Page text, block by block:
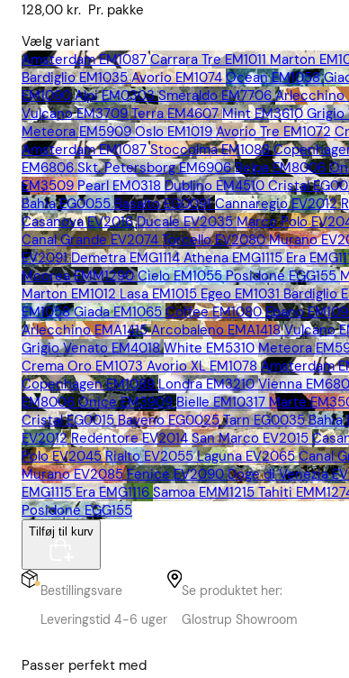
128,00 kr. Pr. pakke
Vælg variant
Amsterdam EM1087 Carrara Tre EM1011 Marton
Bardiglio EM1035 Avorio EM1074 Ocean EM1058
EM1090 Alpi EM0303 Smeraldo EM7706 Arlecchino
Vulcano EM3709 Terra EM4607 Mint EM3610 Grigio
Meteora EM5909 Oslo EM1019 Avorio Tre EM1072
Amsterdam EM1087 Stoccolma EM1088
EM6806 Skt. Petersborg EM6906 Belpa EM8006
EM3509 Pearl EM0318 Dublino EM4510 Cristal
Bahia EG0055 Basalto EG0091 Cannaregio EV2012
Casanova EV2016 Ducale EV2035 Marco Polo
Canal Grande EV2074 Torcello EV2080 Murano
EV2091 Demetra EMG1114 Athena EMG1115 Era
Moorea EMM1290 Cielo EM1055 Posidone EGG155
Marton EM1012 Lasa EM1015 Egeo EM1031 Bardiglio
EM1058 Giada EM1065 Coffee EM1080 Ebano
Arlecchino EMA1415 Arcobaleno EMA1418 Vulcano
Grigio Venato EM4018 White EM5310 Meteora
Crema Oro EM1073 Avorio XL EM1078 Amsterdam
Copenhagen EM1089 Londra EM3210 Vienna
EM8006 Onice EM3909 Bielle EM10317 Marte
Cristal EG0015 Baveno EG0025 Tarn EG0035 Bahia
EV2012 Redentore EV2014 San Marco EV2015
Polo EV2045 Rialto EV2055 Laguna EV2065 Canal
Murano EV2085 Fenice EV2090 Doge di Venezia
EMG1115 Era EMG1116 Samoa EMM1215 Tahiti
Posidone EGG155
Tilføj til kurv
Bestillingsvare
Leveringstid 4-6 uger
Se produktet her:
Glostrup Showroom
Passer perfekt med